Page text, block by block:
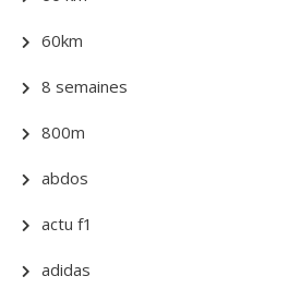
60km
8 semaines
800m
abdos
actu f1
adidas